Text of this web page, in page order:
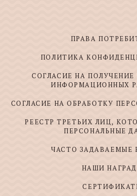
ПРАВА
ПОЛИТИКА
СОГЛАСИЕ НА
ИНФОРМАЦИОННЫХ
СОГЛАСИЕ НА ОБРАБОТКУ
РЕЕСТР ТРЕТЬИХ ЛИЦ,
ПЕРСОНАЛЬНЫЕ
ЧАСТО ЗАДАВАЕМЫЕ
НАШИ